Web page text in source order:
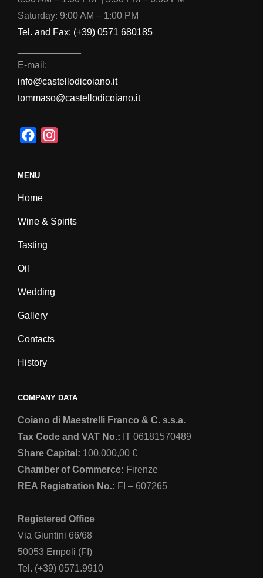
Saturday: 9:00 AM – 1:00 PM
Tel. and Fax: (+39) 0571 680185
E-mail:
info@castellodicoiano.it
tommaso@castellodicoiano.it
b
o
k
g
MENU
Home
Wine & Spirits
Tasting
Oil
Wedding
Gallery
Contacts
History
COMPANY DATA
Coiano di Maestrelli Franco & C. s.s.a.
Tax Code and VAT No.: IT 06181570489
Share Capital: 100.000,00 €
Chamber of Commerce: Firenze
REA Registration No.: FI – 607265
Registered Office
Via Giuntini 66/68
50053 Empoli (FI)
Tel. (+39) 0571.9910